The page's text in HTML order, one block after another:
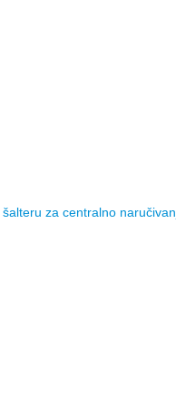
šalteru za centralno